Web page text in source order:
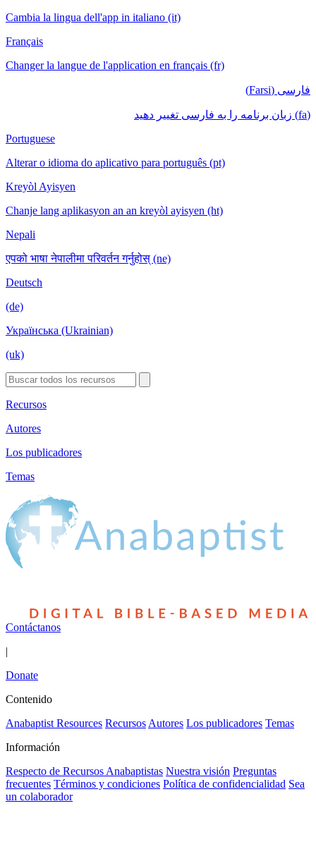
Cambia la lingua dell'app in italiano (it)
Français
Changer la langue de l'application en français (fr)
فارسی (Farsi)
(fa) زبان برنامه را به فارسی تغییر دهید
Portuguese
Alterar o idioma do aplicativo para português (pt)
Kreyòl Ayisyen
Chanje lang aplikasyon an an kreyòl ayisyen (ht)
Nepali
एपको भाषा नेपालीमा परिवर्तन गर्नुहोस् (ne)
Deutsch
(de)
Українська (Ukrainian)
(uk)
Recursos
Autores
Los publicadores
Temas
Contáctanos
|
Donate
Contenido
Anabaptist Resources Recursos Autores Los publicadores Temas
Información
Respecto de Recursos Anabaptistas Nuestra visión Preguntas
frecuentes Términos y condiciones Política de confidencialidad Sea
un colaborador